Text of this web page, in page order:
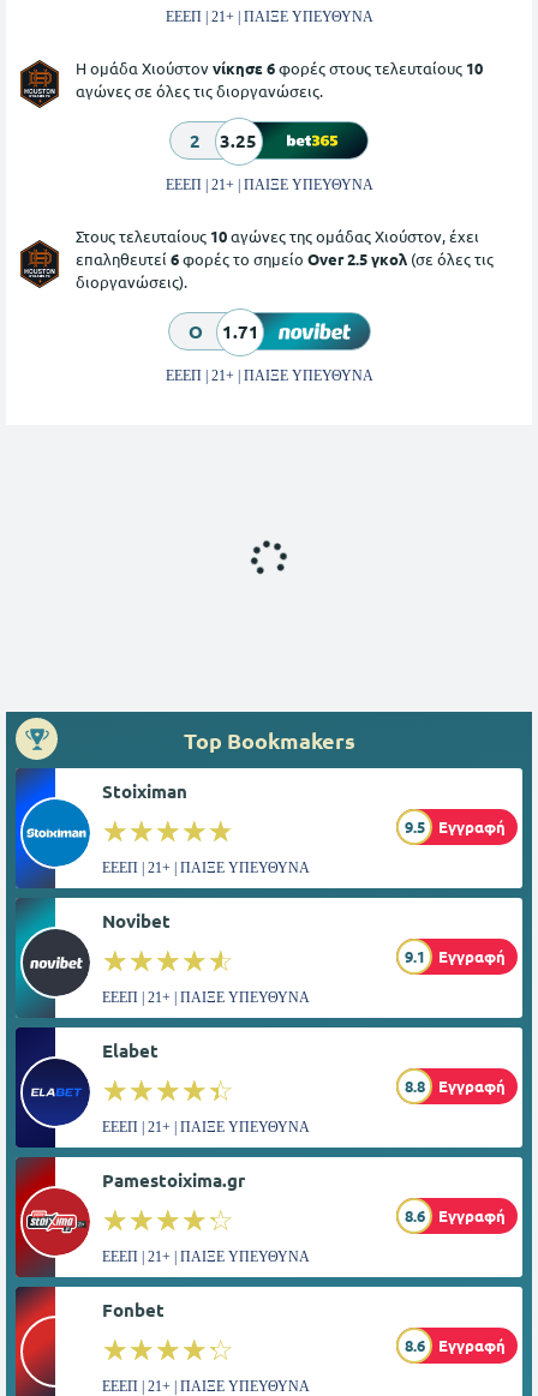
ΕΕΕΠ | 21+ | ΠΑΙΞΕ ΥΠΕΥΘΥΝΑ
Η ομάδα Χιούστοννίκησε 6φορές στους τελευταίους 10
αγώνες σε όλες τις διοργανώσεις.
2 3.25
ΕΕΕΠ | 21+ | ΠΑΙΞΕ ΥΠΕΥΘΥΝΑ
Στους τελευταίους 10αγώνες της ομάδας Χιούστον, έχει
επαληθευτεί 6φορές το σημείο Over 2.5 γκολ (σε όλες τις
διοργανώσεις).
O 1.71
ΕΕΕΠ | 21+ | ΠΑΙΞΕ ΥΠΕΥΘΥΝΑ
Top Bookmakers
Stoiximan
☆☆☆☆☆
★★★★★ 9.5 Εγγραφή
ΕΕΕΠ | 21+ | ΠΑΙΞΕ ΥΠΕΥΘΥΝΑ
Novibet
☆☆☆☆☆
★★★★★ 9.1 Εγγραφή
ΕΕΕΠ | 21+ | ΠΑΙΞΕ ΥΠΕΥΘΥΝΑ
Elabet
☆☆☆☆☆
★★★★★ 8.8 Εγγραφή
ΕΕΕΠ | 21+ | ΠΑΙΞΕ ΥΠΕΥΘΥΝΑ
Pamestoixima.gr
☆☆☆☆☆
★★★★★ 8.6 Εγγραφή
ΕΕΕΠ | 21+ | ΠΑΙΞΕ ΥΠΕΥΘΥΝΑ
Fonbet
☆☆☆☆☆
★★★★★ 8.6 Εγγραφή
ΕΕΕΠ | 21+ | ΠΑΙΞΕ ΥΠΕΥΘΥΝΑ